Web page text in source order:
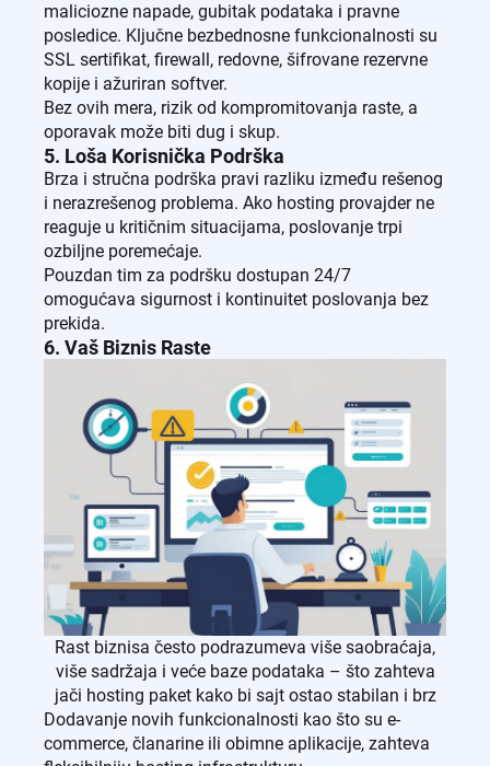
maliciozne napade, gubitak podataka i pravne
posledice. Ključne bezbednosne funkcionalnosti su
SSL sertifikat, firewall, redovne, šifrovane rezervne
kopije i ažuriran softver.
Bez ovih mera, rizik od kompromitovanja raste, a
oporavak može biti dug i skup.
5. Loša Korisnička Podrška
Brza i stručna podrška pravi razliku između rešenog
i nerazrešenog problema. Ako hosting provajder ne
reaguje u kritičnim situacijama, poslovanje trpi
ozbiljne poremećaje.
Pouzdan tim za podršku dostupan 24/7
omogućava sigurnost i kontinuitet poslovanja bez
prekida.
6. Vaš Biznis Raste
Rast biznisa često podrazumeva više saobraćaja,
više sadržaja i veće baze podataka – što zahteva
jači hosting paket kako bi sajt ostao stabilan i brz
Dodavanje novih funkcionalnosti kao što su e-
commerce, članarine ili obimne aplikacije, zahteva